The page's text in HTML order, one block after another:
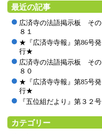
最近の記事
広済寺の法語掲示板 その
８１
★『広済寺寺報』第86号発
行★
広済寺の法語掲示板 その
８０
★『広済寺寺報』第85号発
行★
『五位組だより』第３２号
カテゴリー